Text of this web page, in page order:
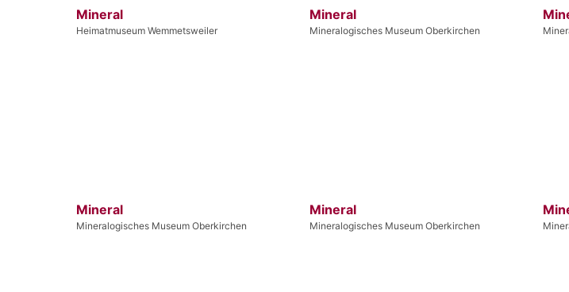
Mineral
Heimatmuseum Wemmetsweiler
Mineral
Mineralogisches Museum Oberkirchen
Mineral
Mineralogisches Museum Oberkirchen
Mineral
Mineralogisches Museum Oberkirchen